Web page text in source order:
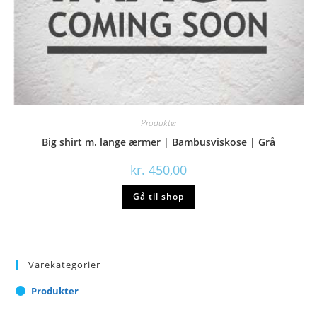
Produkter
Big shirt m. lange ærmer | Bambusviskose | Grå
kr. 450,00
Gå til shop
Varekategorier
Produkter